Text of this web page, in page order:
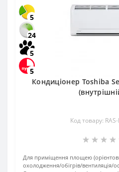
5
24
5
5
Кондиціонер Toshiba
Код товару:
Для приміщення площею
охолодження/обігрів/вентиляція/